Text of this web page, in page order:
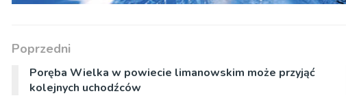
Poprzedni
Poręba Wielka w powiecie limanowskim może przyjąć
kolejnych uchodźców